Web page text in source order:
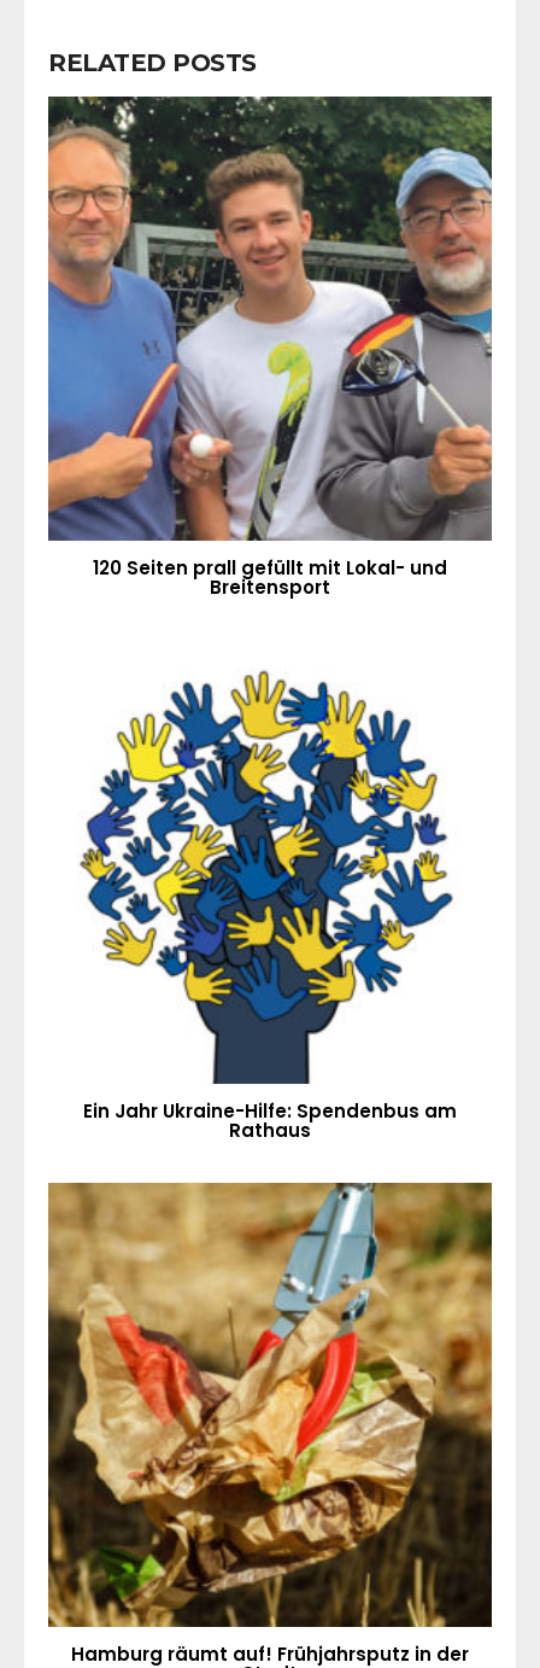
RELATED POSTS
120 Seiten prall gefüllt mit Lokal- und
Breitensport
Ein Jahr Ukraine-Hilfe: Spendenbus am
Rathaus
Hamburg räumt auf! Frühjahrsputz in der